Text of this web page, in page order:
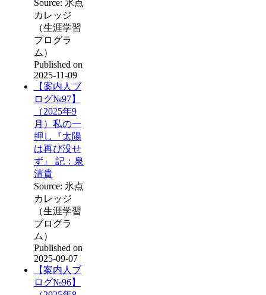
Source: 氷点
カレッジ
（生涯学習
プログラ
ム）
Published on
2025-11-09
【案内人ブ
ログ№97】
（2025年9
月）私の一
押し『太陽
は再び没せ
ず』 記：泉
清貴
Source: 氷点
カレッジ
（生涯学習
プログラ
ム）
Published on
2025-09-07
【案内人ブ
ログ№96】